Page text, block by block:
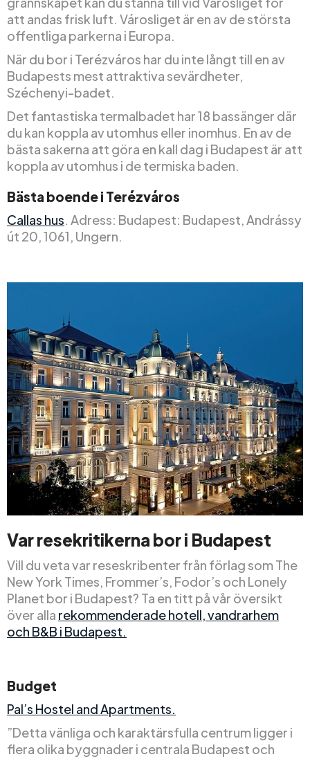
att andas frisk luft. Városliget är en av de största
offentliga parkerna i Europa.
När du bor i Terézváros har du inte långt till en av
Budapests mest attraktiva sevärdheter,
Széchenyi-badet.
Det fantastiska termalbadet har 18 bassänger där
du kan koppla av utomhus eller inomhus. En av de
bästa sakerna att göra en kall dag i Budapest är att
koppla av utomhus i de termiska baden.
Bästa boende i Terézváros
Callas hus. Adress: Budapest: Budapest, Andrássy
út 20, 1061, Ungern.
Var resekritikerna bori Budapest
Vill du veta var reseskribenter från förlag som The
New York Times, Frommer’s, Fodor’s och Lonely
Planet bor i Budapest? Ta en titt på vår översikt
över alla rekommenderade hotell, vandrarhem
och B&B i Budapest.
Budget
Pal’s Hostel and Apartments.
”Detta vänliga och karaktärsfulla centrum ligger i
flera olika byggnader i centrala Budapest och